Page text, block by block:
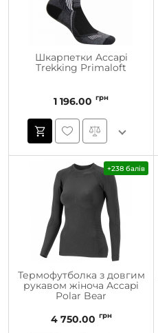
Шкарпетки Accapi
Trekking Primaloft
1 196.00 грн
+238 балів
Термофутболка з довгим
рукавом жіноча Accapi
Polar Bear
4 750.00 грн